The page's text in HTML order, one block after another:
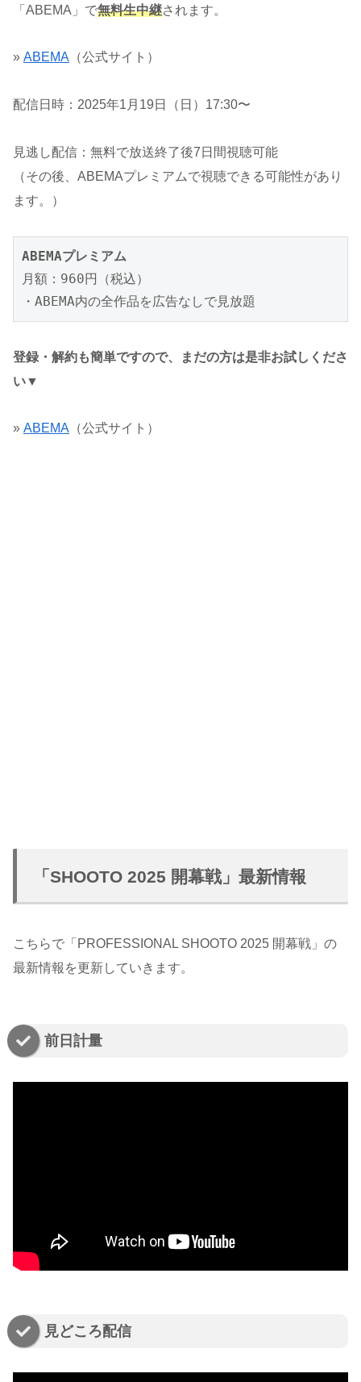
「ABEMA」で無料生中継されます。
» ABEMA （公式サイト）
配信日時：2025年1月19日（日）17:30〜
見逃し配信：無料で放送終了後7日間視聴可能
（その後、ABEMAプレミアムで視聴できる可能性があり
ます。）
ABEMAプレミアム
月額：960円（税込）
・ABEMA内の全作品を広告なしで見放題
登録・解約も簡単ですので、まだの方は是非お試しくださ
い▼
» ABEMA （公式サイト）
「SHOOTO 2025 開幕戦」最新情報
こちらで「PROFESSIONAL SHOOTO 2025 開幕戦」の
最新情報を更新していきます。
前日計量
見どころ配信